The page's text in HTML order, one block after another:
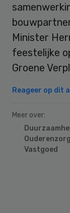
Minister
feestelijke
Groene
Reageer op dit
Meer over:
Ouderenzorg
Vastgoed